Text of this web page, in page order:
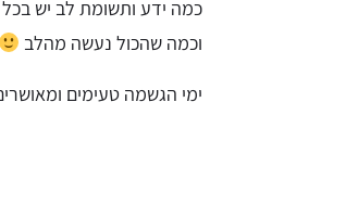
כמה ידע ותשומת לב יש
וכמה שהכול נעשה מהלב
ימי הגשמה טעימים